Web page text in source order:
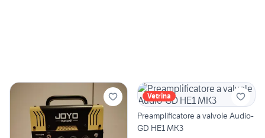
Vetrina
Preamplificatore a valvole Audio-
GD HE1 MK3